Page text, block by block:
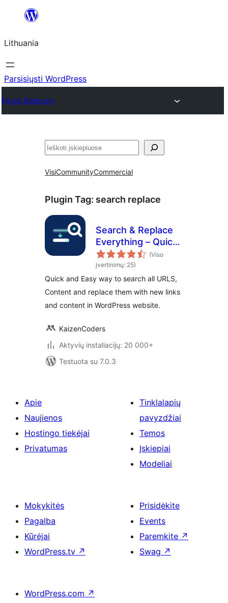
turinio
Lithuania
Parsisiųsti WordPress
Plugin Directory
Paieška
VisiCommunityCommercial
Plugin Tag: search replace
Search & Replace
Everything – Quick
and Easy Way to
Find and Replace
Text, Links
(Viso
įvertinimų: 25)
Quick and Easy way to search all URLS,
Content and replace them with new links
and content in WordPress website.
KaizenCoders
Aktyvių instaliacijų: 20 000+
Testuota su 7.0.3
Apie
Naujienos
Hostingo tiekėjai
Privatumas
Tinklalapių
pavyzdžiai
Temos
Įskiepiai
Modeliai
Mokykitės
Pagalba
Kūrėjai
WordPress.tv ↗
Prisidėkite
Events
Paremkite ↗
Swag ↗
WordPress.com ↗